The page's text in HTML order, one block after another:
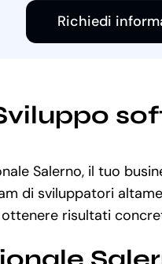
Richiedi
Salerno, il tuo
di sviluppatori
risultati